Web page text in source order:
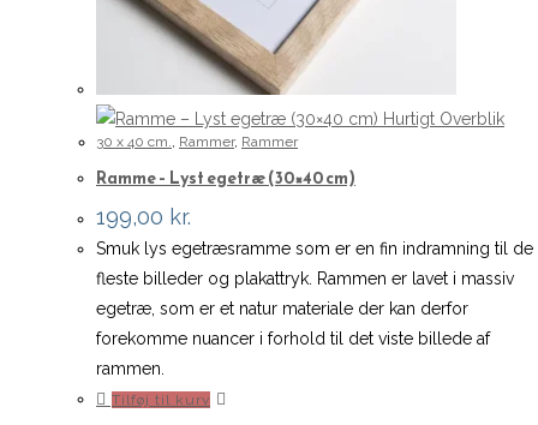
Hurtigt Overblik
30 x 40 cm., Rammer, Rammer
Ramme – Lyst egetræ (30×40 cm)
199,00 kr.
Smuk lys egetræsramme som er en fin indramning til de
fleste billeder og plakattryk. Rammen er lavet i massiv
egetræ, som er et natur materiale der kan derfor
forekomme nuancer i forhold til det viste billede af
rammen.
Tilføj til kurv